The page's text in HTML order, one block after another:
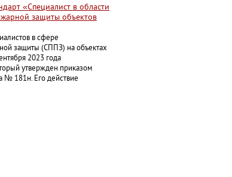
«Специалист в области
защиты объектов
в сфере
защиты (СППЗ) на объектах
2023 года
утвержден приказом
№ 181н. Его действие